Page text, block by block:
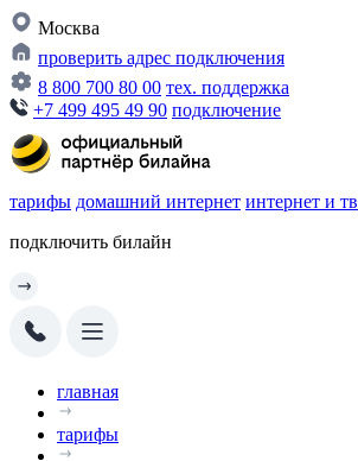
Москва
проверить адрес подключения
8 800 700 80 00 тех. поддержка
+7 499 495 49 90 подключение
тарифы домашний интернет интернет и тв
подключить билайн
главная
тарифы